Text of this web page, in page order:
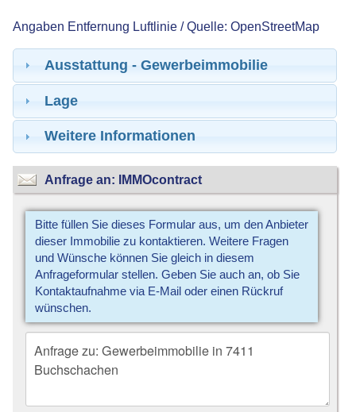
Angaben Entfernung Luftlinie / Quelle: OpenStreetMap
Ausstattung - Gewerbeimmobilie
Lage
Weitere Informationen
Anfrage an: IMMOcontract
Bitte füllen Sie dieses Formular aus, um den Anbieter
dieser Immobilie zu kontaktieren. Weitere Fragen
und Wünsche können Sie gleich in diesem
Anfrageformular stellen. Geben Sie auch an, ob Sie
Kontaktaufnahme via E-Mail oder einen Rückruf
wünschen.